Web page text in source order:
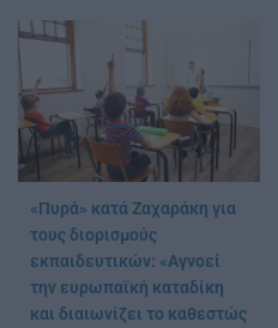
«Πυρά» κατά Ζαχαράκη για
τους διορισμούς
εκπαιδευτικών: «Αγνοεί
την ευρωπαϊκή καταδίκη
και διαιωνίζει το καθεστώς